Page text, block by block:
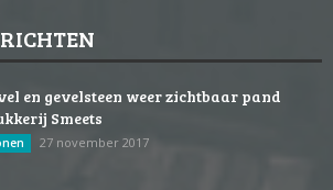
en gevelsteen weer zichtbaar pand
Smeets
27 november 2017